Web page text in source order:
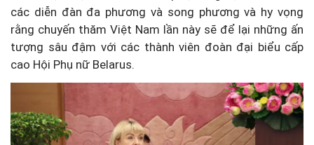
các diễn đàn đa phương và song phương và hy vọng
rằng chuyến thăm Việt Nam lần này sẽ để lại những ấn
tượng sâu đậm với các thành viên đoàn đại biểu cấp
cao Hội Phụ nữ Belarus.